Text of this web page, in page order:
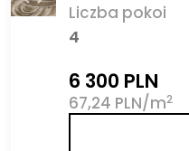
Liczba pokoi
4
6 300 PLN
67,24 PLN/m2